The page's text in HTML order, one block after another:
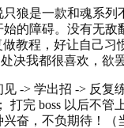
狼是一款和魂系
的障碍。没有无敌
教程，好让自己
决我都很喜欢，欲
-> 学出招 -> 反复
打完 boss 以后不
兴奋，不负期待！